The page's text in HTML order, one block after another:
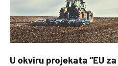
U okviru projekata “EU